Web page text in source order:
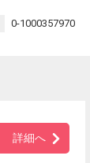
0-1000357970
詳細へ